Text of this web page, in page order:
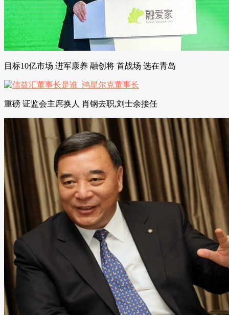
目标10亿市场 进军康养 融创将 首战场 选在青岛
重磅 证监会主席换人 肖钢去职,刘士余接任